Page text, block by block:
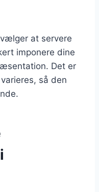
at servere
imponere dine
Det er
så den